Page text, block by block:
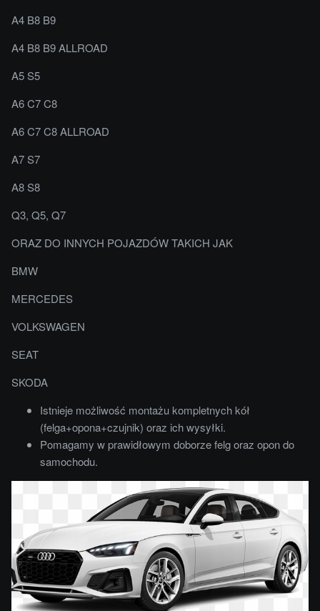
A4 B8 B9
A4 B8 B9 ALLROAD
A5 S5
A6 C7 C8
A6 C7 C8 ALLROAD
A7 S7
A8 S8
Q3, Q5, Q7
ORAZ DO INNYCH POJAZDÓW TAKICH JAK
BMW
MERCEDES
VOLKSWAGEN
SEAT
SKODA
Istnieje możliwość montażu kompletnych kół
(felga+opona+czujnik) oraz ich wysyłki.
Pomagamy w prawidłowym doborze felg oraz opon do
samochodu.